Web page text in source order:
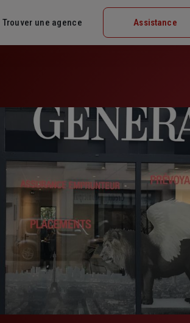
Trouver une agence Assistance